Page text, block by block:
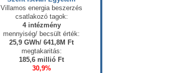
Villamos energia beszerzés
csatlakozó tagok:
4 intézmény
mennyiség/ becsült érték:
25,9 GWh/ 641,8M Ft
megtakaritás:
185,6 millió Ft
30,9%